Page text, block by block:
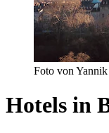
Foto von
Hotels in